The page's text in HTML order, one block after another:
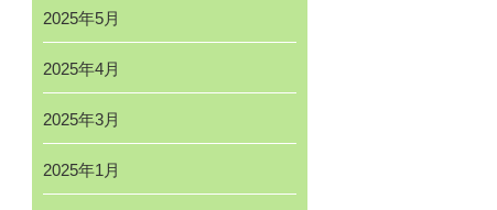
2025年5月
2025年4月
2025年3月
2025年1月